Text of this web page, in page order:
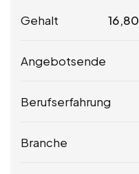
Gehalt 16,80
Angebotsende
Berufserfahrung
Branche